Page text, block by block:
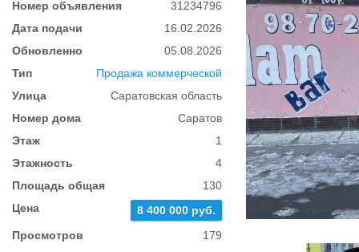
Номер объявления
31234796
Дата подачи
16.02.2026
Обновленно
05.08.2026
Тип
Продажа коммерческой
Улица
Саратовская область
Номер дома
Саратов
Этаж
1
Этажность
4
Площадь общая
130
Цена
8 400 000 руб.
Просмотров
179